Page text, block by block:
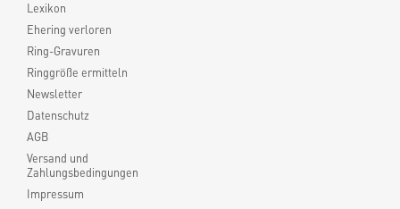
Lexikon
Ehering verloren
Ring-Gravuren
Ringgröße ermitteln
Newsletter
Datenschutz
AGB
Versand und
Zahlungsbedingungen
Impressum